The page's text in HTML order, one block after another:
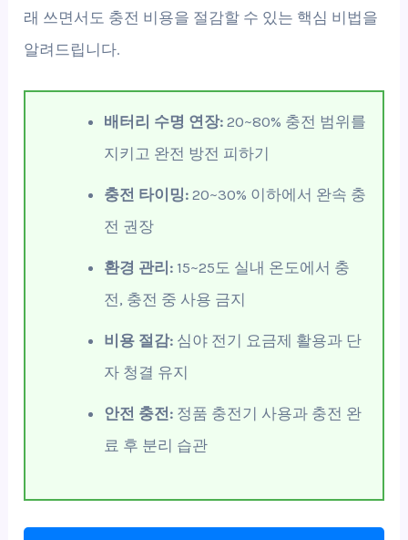
래 쓰면서도 충전 비용을 절감할 수 있는 핵심 비법을
알려드립니다.
배터리 수명 연장: 20~80% 충전 범위를
지키고 완전 방전 피하기
충전 타이밍: 20~30% 이하에서 완속 충
전 권장
환경 관리: 15~25도 실내 온도에서 충
전, 충전 중 사용 금지
비용 절감: 심야 전기 요금제 활용과 단
자 청결 유지
안전 충전: 정품 충전기 사용과 충전 완
료 후 분리 습관